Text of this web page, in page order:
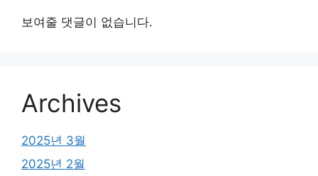
보여줄 댓글이 없습니다.
Archives
2025년 3월
2025년 2월